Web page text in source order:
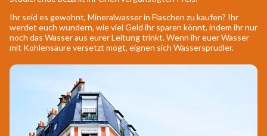
Ihr seid es gewohnt, Mineralwasser in Flaschen zu kaufen? Ihr
werdet euch wundern, wie viel Geld ihr sparen könnt, indem ihr nur
noch das Wasser aus eurer Leitung trinkt. Wenn ihr euer Wasser
mit Kohlensäure versetzt mögt, eignen sich Wassersprudler.